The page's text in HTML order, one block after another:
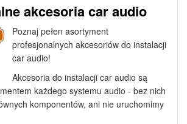
akcesoria car audio
Poznaj pełen asortyment
profesjonalnych akcesoriów do instalacji
car audio!
Akcesoria do instalacji car audio są
każdego systemu audio - bez nich
komponentów, ani nie uruchomimy